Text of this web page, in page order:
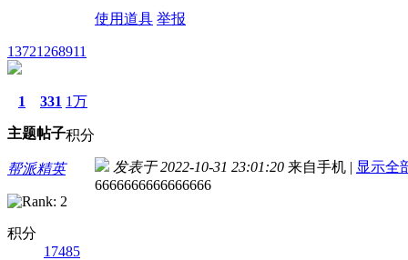
使用道具 举报
13721268911
1
主题
331
帖子
1万
积分
帮派精英
积分
17485
发表于 2022-10-31 23:01:20 来自手机 | 显示全
6666666666666666